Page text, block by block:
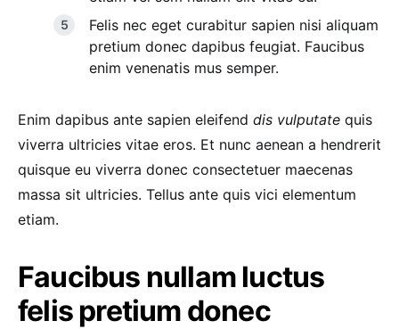
Felis nec eget curabitur sapien nisi aliquam
pretium donec dapibus feugiat. Faucibus
enim venenatis mus semper.
Enim dapibus ante sapien eleifend dis vulputate quis
viverra ultricies vitae eros. Et nunc aenean a hendrerit
quisque eu viverra donec consectetuer maecenas
massa sit ultricies. Tellus ante quis vici elementum
etiam.
Faucibus nullam luctus
felis pretium donec